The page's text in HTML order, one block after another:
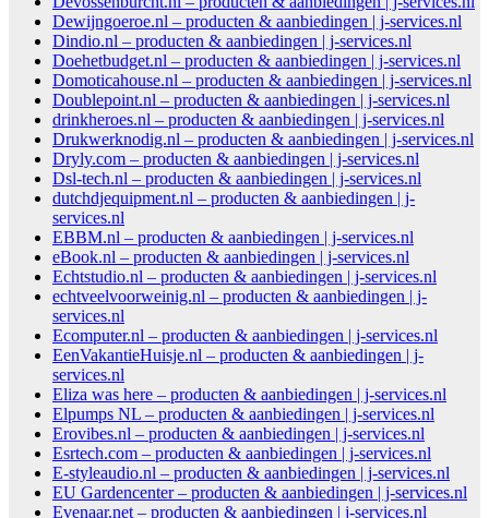
Dewijngoeroe.nl – producten & aanbiedingen | j-services.nl
Dindio.nl – producten & aanbiedingen | j-services.nl
Doehetbudget.nl – producten & aanbiedingen | j-services.nl
Domoticahouse.nl – producten & aanbiedingen | j-services.nl
Doublepoint.nl – producten & aanbiedingen | j-services.nl
drinkheroes.nl – producten & aanbiedingen | j-services.nl
Drukwerknodig.nl – producten & aanbiedingen | j-services.nl
Dryly.com – producten & aanbiedingen | j-services.nl
Dsl-tech.nl – producten & aanbiedingen | j-services.nl
dutchdjequipment.nl – producten & aanbiedingen | j-
services.nl
EBBM.nl – producten & aanbiedingen | j-services.nl
eBook.nl – producten & aanbiedingen | j-services.nl
Echtstudio.nl – producten & aanbiedingen | j-services.nl
echtveelvoorweinig.nl – producten & aanbiedingen | j-
services.nl
Ecomputer.nl – producten & aanbiedingen | j-services.nl
EenVakantieHuisje.nl – producten & aanbiedingen | j-
services.nl
Eliza was here – producten & aanbiedingen | j-services.nl
Elpumps NL – producten & aanbiedingen | j-services.nl
Erovibes.nl – producten & aanbiedingen | j-services.nl
Esrtech.com – producten & aanbiedingen | j-services.nl
E-styleaudio.nl – producten & aanbiedingen | j-services.nl
EU Gardencenter – producten & aanbiedingen | j-services.nl
Evenaar.net – producten & aanbiedingen | j-services.nl